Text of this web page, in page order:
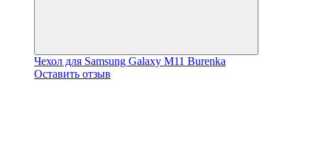
Чехол для Samsung Galaxy M11 Burenka
Оставить отзыв